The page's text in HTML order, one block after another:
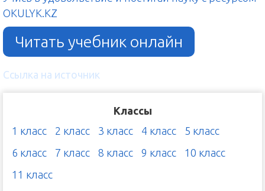
OKULYK.KZ
Читать учебник онлайн
Ссылка на источник
Классы
1 класс
2 класс 3 класс 4 класс
5 класс
6 класс
7 класс 8 класс 9 класс
10 класс
11 класс